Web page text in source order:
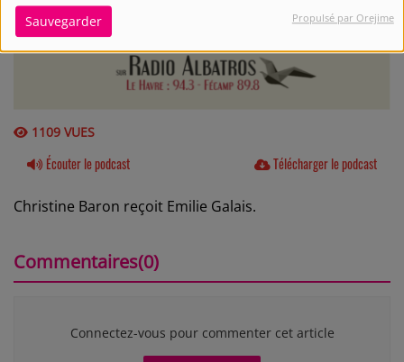
Sauvegarder Propulsé par Orejime
1109 VUES
Écouter le podcast Télécharger le podcast
Christine Baron reçoit Emilie Galais.
Commentaires(0)
Connectez-vous pour commenter cet article